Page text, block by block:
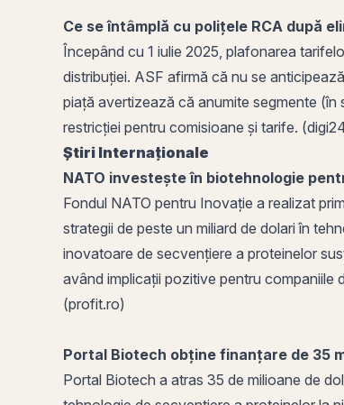
Ce se întâmplă cu polițele RCA după
Începând cu 1 iulie 2025, plafonarea
distribuției. ASF afirmă că nu se
piață avertizează că anumite segmente (în
restricției pentru comisioane și tarife.
Știri Internaționale
NATO investește în biotehnologie
Fondul NATO pentru Inovație a realizat
strategii de peste un miliard de dolari în
inovatoare de secvențiere a proteinelor
având implicații pozitive pentru
(profit.ro)
Portal Biotech obține finanțare de 35
Portal Biotech a atras 35 de milioane de